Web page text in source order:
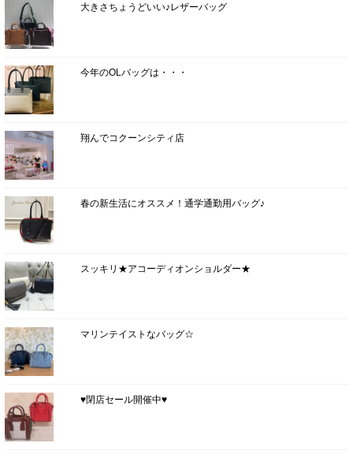
大きさちょうどいい♪レザーバッグ
今年のOLバッグは・・・
翔んでコクーンシティ店
春の新生活にオススメ！通学通勤用バッグ♪
スッキリ★アコーディオンショルダー★
マリンテイストなバッグ☆
♥閉店セール開催中♥